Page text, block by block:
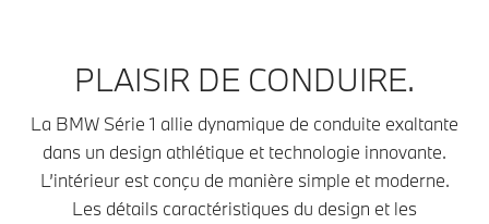
PLAISIR DE CONDUIRE.
La BMW Série 1 allie dynamique de conduite exaltante
dans un design athlétique et technologie innovante.
L’intérieur est conçu de manière simple et moderne.
Les détails caractéristiques du design et les